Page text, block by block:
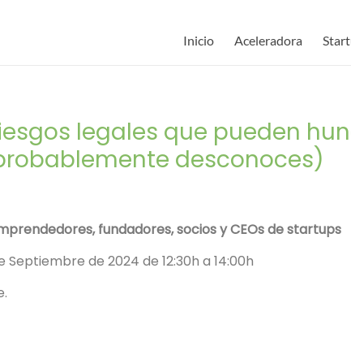
Inicio Aceleradora
legales que pueden
desconoces)
fundadores, socios y CEOs de startups
Septiembre de 2024 de 12:30h a 14:00h